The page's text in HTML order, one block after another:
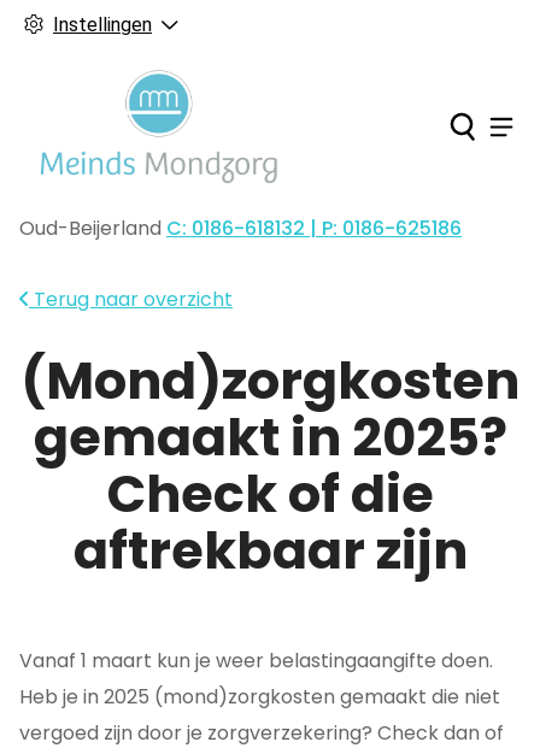
Instellingen
Oud-Beijerland Tel:
C: 0186-618132 | P: 0186-625186
Terug naar overzicht
(Mond)zorgkosten
gemaakt in 2025?
Check of die
aftrekbaar zijn
Vanaf 1 maart kun je weer belastingaangifte doen.
Heb je in 2025 (mond)zorgkosten gemaakt die niet
vergoed zijn door je zorgverzekering? Check dan of